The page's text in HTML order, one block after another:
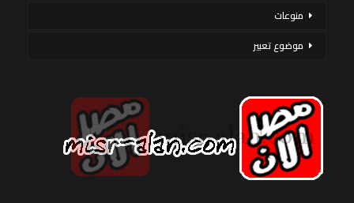
منوعات
موضوع تعبير